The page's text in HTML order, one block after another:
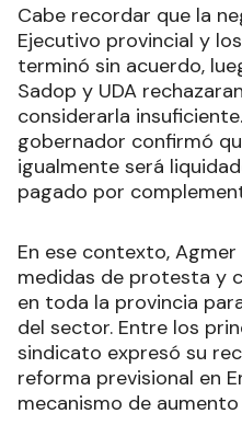
Cabe recordar que la
Ejecutivo provincial y
terminó sin acuerdo,
Sadop y UDA
considerarla
gobernador confirmó
igualmente será
pagado por
En ese contexto,
medidas de protesta y
en toda la provincia
del sector. Entre los
sindicato expresó su
reforma previsional en
mecanismo de